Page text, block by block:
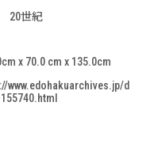
20世紀
x 70.0 cm x 135.0cm
www.edohakuarchives.jp/d